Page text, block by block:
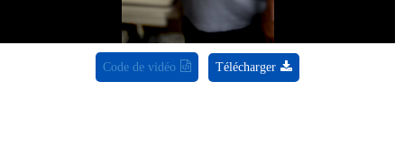
Code de vidéo Télécharger